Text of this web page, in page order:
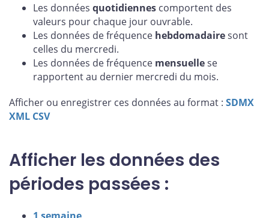
Les données quotidiennes comportent des
valeurs pour chaque jour ouvrable.
Les données de fréquence hebdomadairesont
celles du mercredi.
Les données de fréquence mensuellese
rapportent au dernier mercredi du mois.
Afficher ou enregistrer ces données au format : SDMX
XML CSV
Afficher les données des
périodes passées :